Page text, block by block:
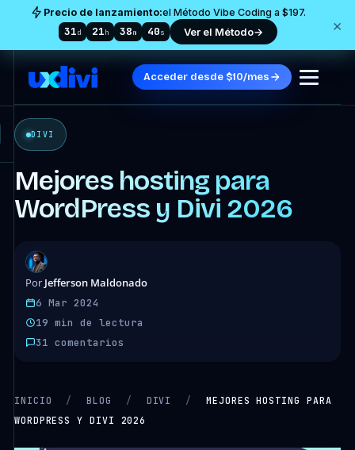
Precio de lanzamiento:el Método Vibe Coding a $197.
31d 21h 38m 39s Ver el Método→ ×
Acceder desde $10/mes
DIVI
Mejores hosting para
WordPress y Divi 2026
Por Jefferson Maldonado
6 Mar 2024
19 min de lectura
31 comentarios
INICIO / BLOG / DIVI /
MEJORES HOSTING PARA
WORDPRESS Y DIVI 2026